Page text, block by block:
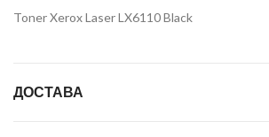
Toner Xerox Laser LX6110 Black
ДОСТАВА